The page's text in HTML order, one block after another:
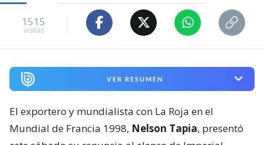
1515
visitas
VER RESUMEN
El exportero y mundialista con La Roja en el
Mundial de Francia 1998, Nelson Tapia, presentó